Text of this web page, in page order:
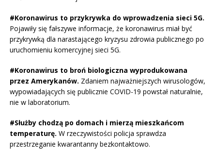
#Koronawirus to przykrywka do wprowadzenia sieci 5G.
Pojawiły się fałszywe informacje, że koronawirus miał być
przykrywką dla narastającego kryzysu zdrowia publicznego po
uruchomieniu komercyjnej sieci 5G.
#Koronawirus to broń biologiczna wyprodukowana
przez Amerykanów. Zdaniem najważniejszych wirusologów,
wypowiadających się publicznie COVID-19 powstał naturalnie,
nie w laboratorium.
#Służby chodzą po domach i mierzą mieszkańcom
temperaturę. W rzeczywistości policja sprawdza
przestrzeganie kwarantanny bezkontaktowo.